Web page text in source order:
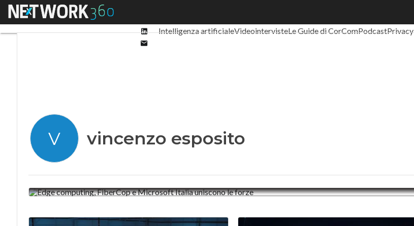
Menu
Linkedin
Intelligenza artificialeVideointervisteLe Guide di CorComPodcastPrivacy
V vincenzo esposito
Edge computing, FiberCop e Microsoft Italia uniscono le